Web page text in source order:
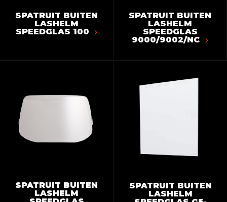
SPATRUIT BUITEN
LASHELM
SPEEDGLAS 100
SPATRUIT BUITEN
LASHELM
SPEEDGLAS
9000/9002/NC
SPATRUIT BUITEN
LASHELM
SPATRUIT BUITEN
LASHELM